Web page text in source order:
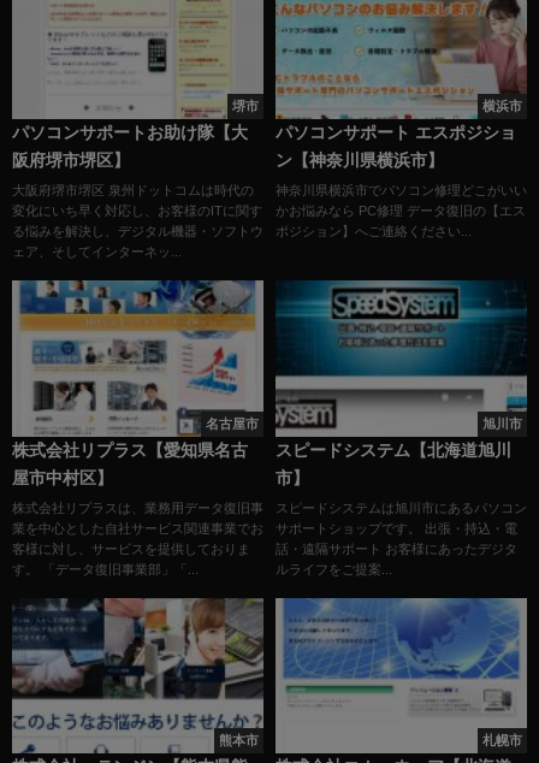
堺市
パソコンサポートお助け隊【大
阪府堺市堺区】
大阪府堺市堺区 泉州ドットコムは時代の
変化にいち早く対応し、お客様のITに関す
る悩みを解決し、デジタル機器・ソフトウ
ェア、そしてインターネッ...
横浜市
パソコンサポート エスポジショ
ン【神奈川県横浜市】
神奈川県横浜市でパソコン修理どこがいい
かお悩みなら PC修理 データ復旧の【エス
ポジション】へご連絡ください...
名古屋市
株式会社リプラス【愛知県名古
屋市中村区】
株式会社リプラスは、業務用データ復旧事
業を中心とした自社サービス関連事業でお
客様に対し、サービスを提供しておりま
す。 「データ復旧事業部」「...
旭川市
スピードシステム【北海道旭川
市】
スピードシステムは旭川市にあるパソコン
サポートショップです。 出張・持込・電
話・遠隔サポート お客様にあったデジタ
ルライフをご提案...
熊本市 札幌市